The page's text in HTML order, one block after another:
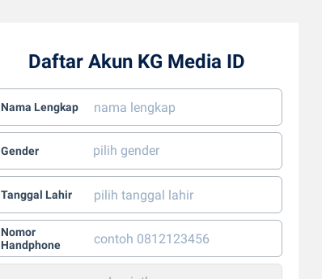
Daftar Akun KG Media ID
Nama Lengkap
Gender
Tanggal Lahir
Nomor
Handphone